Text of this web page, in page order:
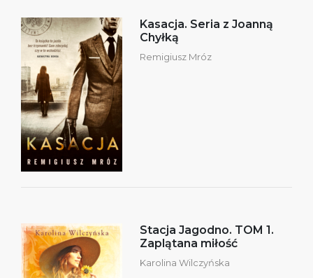
Kasacja. Seria z Joanną
Chyłką
Remigiusz Mróz
Stacja Jagodno. TOM 1.
Zaplątana miłość
Karolina Wilczyńska